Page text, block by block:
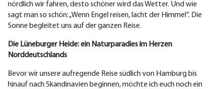
nördlich wir fahren, desto schöner wird das Wetter. Und wie
sagt man so schön: „Wenn Engel reisen, lacht der Himmel“. Die
Sonne begleitet uns auf der ganzen Reise.
Die Lüneburger Heide: ein Naturparadies im Herzen
Norddeutschlands
Bevor wir unsere aufregende Reise südlich von Hamburg bis
hinauf nach Skandinavien beginnen, möchte ich euch noch ein